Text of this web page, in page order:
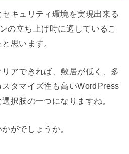
キュリティ環境を実現出来る
の立ち上げ時に適しているこ
思います。
アできれば、敷居が低く、多
タマイズ性も高いWordPress
択肢の一つになりますね。
がでしょうか。